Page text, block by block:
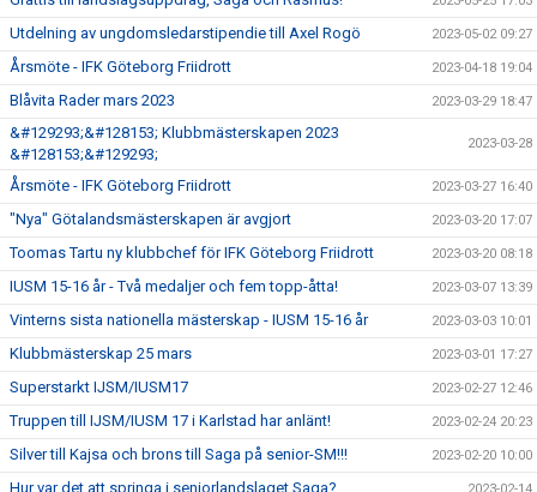
Utdelning av ungdomsledarstipendie till Axel Rogö 2023-05-02 09:27
Årsmöte - IFK Göteborg Friidrott 2023-04-18 19:04
Blåvita Rader mars 2023 2023-03-29 18:47
&#129293;&#128153; Klubbmästerskapen 2023
&#128153;&#129293;
2023-03-28
Årsmöte - IFK Göteborg Friidrott 2023-03-27 16:40
"Nya" Götalandsmästerskapen är avgjort 2023-03-20 17:07
Toomas Tartu ny klubbchef för IFK Göteborg Friidrott 2023-03-20 08:18
IUSM 15-16 år - Två medaljer och fem topp-åtta! 2023-03-07 13:39
Vinterns sista nationella mästerskap - IUSM 15-16 år 2023-03-03 10:01
Klubbmästerskap 25 mars 2023-03-01 17:27
Superstarkt IJSM/IUSM17 2023-02-27 12:46
Truppen till IJSM/IUSM 17 i Karlstad har anlänt! 2023-02-24 20:23
Silver till Kajsa och brons till Saga på senior-SM!!! 2023-02-20 10:00
Hur var det att springa i seniorlandslaget Saga? 2023-02-14